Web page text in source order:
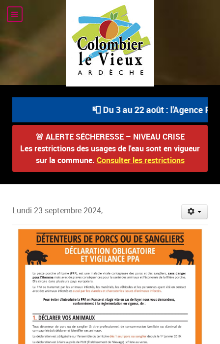
📮 Du 3 au 22 août : l'Agence
🚨 ALERTE SÉCHERESSE – NIVEAU CRISE
Les restrictions des usages de l'eau sont en vigueur
sur la commune. Consulter les restrictions
Lundi 23 septembre 2024,